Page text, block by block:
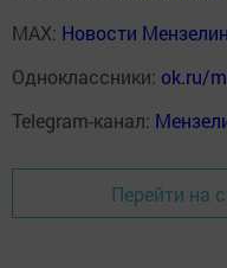
MAX: Новости
Одноклассники: ok.ru/
Telegram-канал:
Перейти на